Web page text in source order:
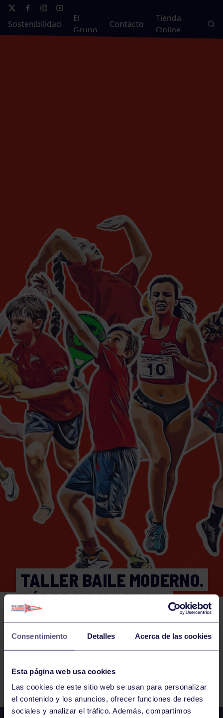
Consentimiento Detalles Acerca de las cookies
Esta página web usa cookies
Las cookies de este sitio web se usan para personalizar
el contenido y los anuncios, ofrecer funciones de redes
sociales y analizar el tráfico. Además, compartimos
Sostenibilidad
El
Grupo
Contacto
Tienda
Online
TALLER BAILE MODERNO.
SÁBADO 9/09 18:00-
19:00